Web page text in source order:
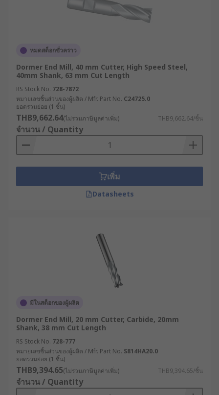
หมดสต็อกชั่วคราว
Dormer End Mill, 40 mm Cutter, High Speed Steel,
40mm Shank, 63 mm Cut Length
RS Stock No. 728-7872
หมายเลขชิ้นส่วนของผู้ผลิต / Mfr. Part No. C24725.0
ยอดรวมย่อย (1 ชิ้น)
THB9,662.64(ไม่รวมภาษีมูลค่าเพิ่ม) THB9,662.64/ชิ้น
จำนวน / Quantity
เพิ่ม
Datasheets
มีในสต็อกของผู้ผลิต
Dormer End Mill, 20 mm Cutter, Carbide, 20mm
Shank, 38 mm Cut Length
RS Stock No. 728-777
หมายเลขชิ้นส่วนของผู้ผลิต / Mfr. Part No. S814HA20.0
ยอดรวมย่อย (1 ชิ้น)
THB9,394.65(ไม่รวมภาษีมูลค่าเพิ่ม) THB9,394.65/ชิ้น
จำนวน / Quantity